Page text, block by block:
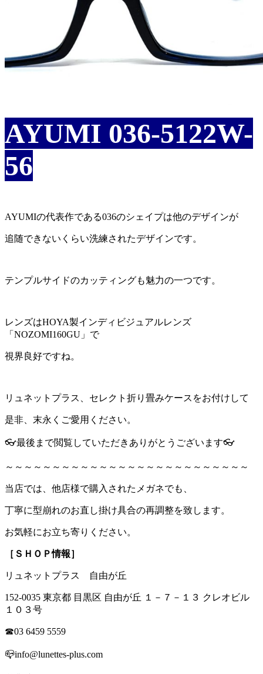
AYUMI 036-5122W-
56
AYUMIの代表作である036のシェイプは他のデザインが
追随できないくらい洗練されたデザインです。
テンプルサイドのカッティングも魅力の一つです。
レンズはHOYA製インディビジュアルレンズ
「NOZOMI160GU」で
視界良好ですね。
リュネットプラス、セレクト折り畳みケースをお付けして
是非、末永くご愛用ください。
👓最後まで閲覧していただきありがとうございます👓
～～～～～～～～～～～～～～～～～～～～～～～～～～
当店では、他店様で購入されたメガネでも、
丁寧に型崩れのお直し掛け具合の再調整を致します。
お気軽にお立ち寄りください。
［ＳＨＯＰ情報］
リュネットプラス 自由が丘
152-0035 東京都 目黒区 自由が丘 １－７－１３ クレオビル
１０３号
☎03 6459 5559
📪info@lunettes-plus.com